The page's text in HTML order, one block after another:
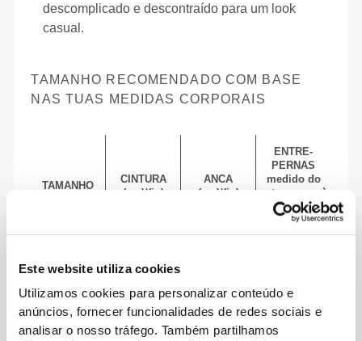
Este website utiliza cookies
Utilizamos cookies para personalizar conteúdo e
anúncios, fornecer funcionalidades de redes sociais e
analisar o nosso tráfego. Também partilhamos
descomplicado e descontraído para um look
casual.
TAMANHO RECOMENDADO COM BASE
NAS TUAS MEDIDAS CORPORAIS
TAMANHO
CINTURA
(cm)/(in)
ANCA
(cm)/(in)
ENTRE-
PERNAS
medido do
entrepernas à
bainha
(cm)/(in)
XS
56 - 64
22" 1/8- 25"1/4
64 - 72
25"1/4- 28" 3/8
90 - 98
35"7/16- 38" 5/8
77.5